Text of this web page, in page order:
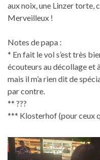
aux noix, une Linzer torte,
Merveilleux !
Notes de papa :
* En fait le vol s’est très
écouteurs au décollage et
mais il m’a rien dit de
par contre.
** ???
*** Klosterhof (pour ceux